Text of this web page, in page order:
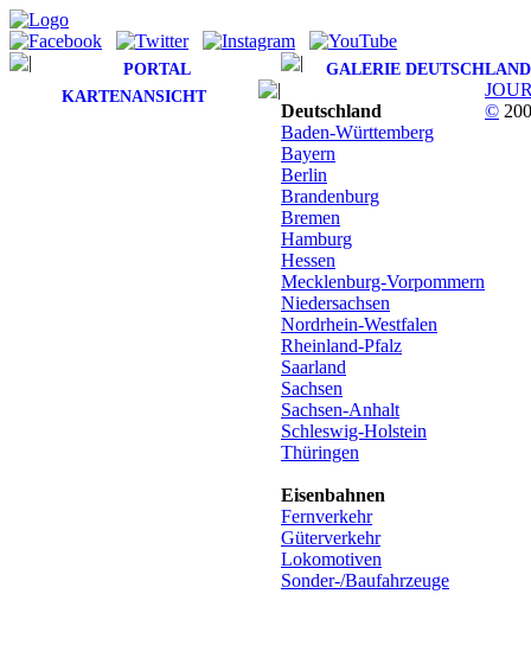
PORTAL
GALERIE DEUTSCHLAND
KARTENANSICHT
Deutschland
Baden-Württemberg
Bayern
Berlin
Brandenburg
Bremen
Hamburg
Hessen
Mecklenburg-Vorpommern
Niedersachsen
Nordrhein-Westfalen
Rheinland-Pfalz
Saarland
Sachsen
Sachsen-Anhalt
Schleswig-Holstein
Thüringen
Eisenbahnen
Fernverkehr
Güterverkehr
Lokomotiven
Sonder-/Baufahrzeuge
©